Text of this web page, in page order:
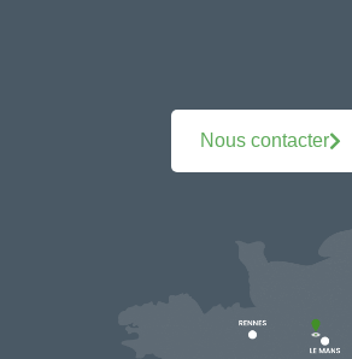
Nous contacter